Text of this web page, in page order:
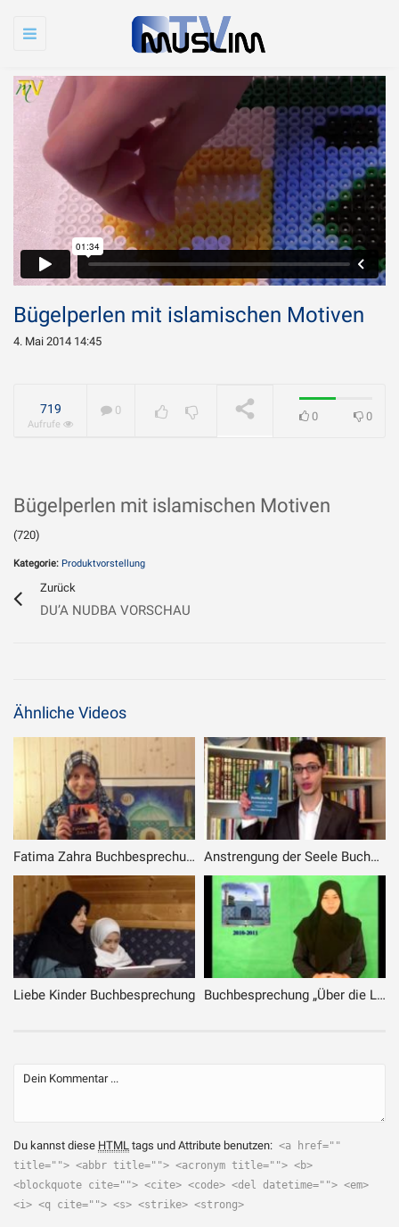
Toggle
WIRD ABGESPIELT
geliebt?
Bügelperlen mit islamischen Motiven
4. Mai 2014 14:45
719
Aufrufe
0 0 0
Bügelperlen mit islamischen Motiven
(720)
Kategorie: Produktvorstellung
Zurück
DU’A NUDBA VORSCHAU
Ähnliche Videos
Fatima Zahra Buchbesprechung Anstrengung der Seele Buchbesprechung
Liebe Kinder Buchbesprechung Buchbesprechung „Über die Liebe“ von Ayatollah Ramezani
Du kannst diese HTML tags und Attribute benutzen: <a href=""
title=""> <abbr title=""> <acronym title=""> <b>
<blockquote cite=""> <cite> <code> <del datetime=""> <em>
<i> <q cite=""> <s> <strike> <strong>